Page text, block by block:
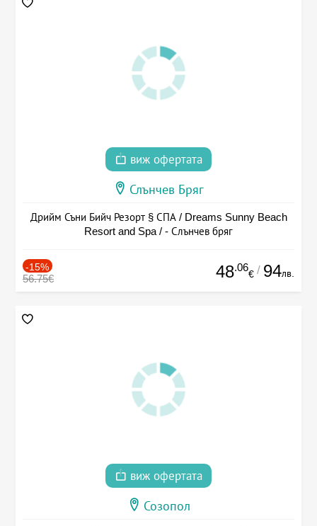
виж офертата
Слънчев Бряг
Дрийм Съни Бийч Резорт § СПА / Dreams Sunny Beach
Resort and Spa / - Слънчев бряг
-15%
56.75€ 48.06
€ / 94лв.
виж офертата
Созопол